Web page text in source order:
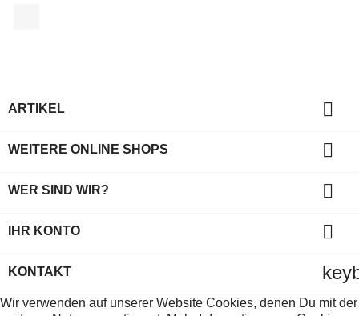
ARTIKEL 
WEITERE ONLINE SHOPS 
WER SIND WIR? 
IHR KONTO 
KONTAKT
Wir verwenden auf unserer Website Cookies, denen Du mit der